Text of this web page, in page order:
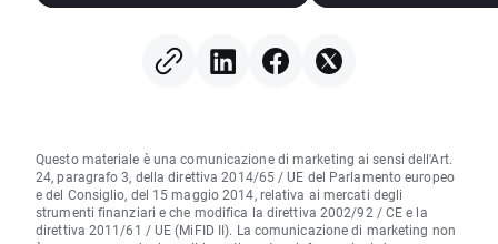
Questo materiale è una comunicazione di marketing ai sensi dell'Art.
24, paragrafo 3, della direttiva 2014/65 / UE del Parlamento europeo
e del Consiglio, del 15 maggio 2014, relativa ai mercati degli
strumenti finanziari e che modifica la direttiva 2002/92 / CE e la
direttiva 2011/61 / UE (MiFID II). La comunicazione di marketing non